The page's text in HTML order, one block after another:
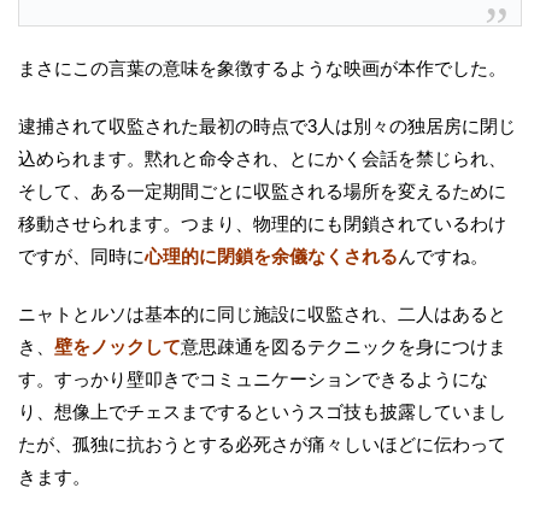
まさにこの言葉の意味を象徴するような映画が本作でした。
逮捕されて収監された最初の時点で3人は別々の独居房に閉じ
込められます。黙れと命令され、とにかく会話を禁じられ、
そして、ある一定期間ごとに収監される場所を変えるために
移動させられます。つまり、物理的にも閉鎖されているわけ
ですが、同時に心理的に閉鎖を余儀なくされるんですね。
ニャトとルソは基本的に同じ施設に収監され、二人はあると
き、 壁をノックして意思疎通を図るテクニックを身につけま
す。すっかり壁叩きでコミュニケーションできるようにな
り、想像上でチェスまでするというスゴ技も披露していまし
たが、孤独に抗おうとする必死さが痛々しいほどに伝わって
きます。